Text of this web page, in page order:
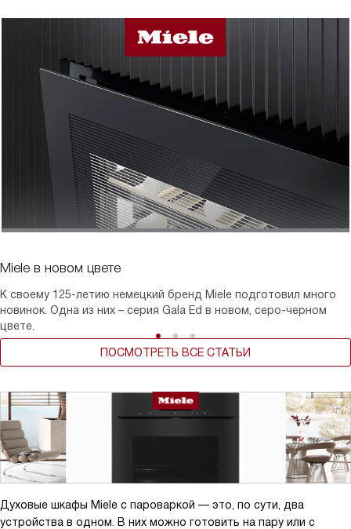
Miele в новом цвете
К своему 125-летию немецкий бренд Miele подготовил много
новинок. Одна из них – серия Gala Ed в новом, серо-черном
цвете.
ПОСМОТРЕТЬ ВСЕ СТАТЬИ
Духовые шкафы Miele с пароваркой — это, по сути, два
устройства в одном. В них можно готовить на пару или с